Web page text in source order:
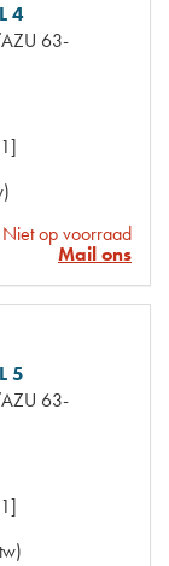
4
63-
Niet op voorraad
Mail ons
5
63-